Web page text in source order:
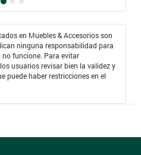
en Muebles & Accesorios son
ninguna responsabilidad para
funcione. Para evitar
usuarios revisar bien la validez y
puede haber restricciones en el